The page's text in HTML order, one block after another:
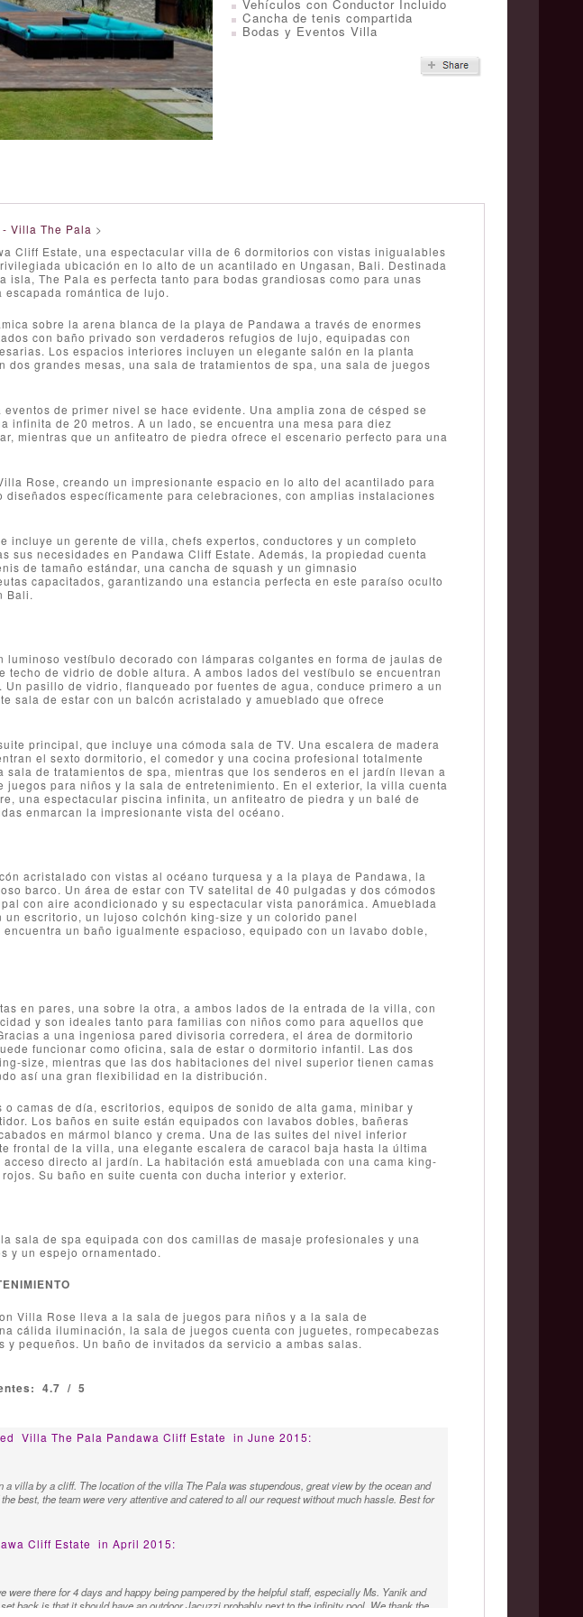
Vehículos con Conductor Incluido
Cancha de tenis compartida
Bodas y Eventos Villa
Villa The Pala >
Cliff Estate, una espectacular villa de 6 dormitorios con vistas inigualables
ubicación en lo alto de un acantilado en Ungasan, Bali. Destinada
The Pala es perfecta tanto para bodas grandiosas como para unas
romántica de lujo.
sobre la arena blanca de la playa de Pandawa a través de enormes
con baño privado son verdaderos refugios de lujo, equipadas con
Los espacios interiores incluyen un elegante salón en la planta
grandes mesas, una sala de tratamientos de spa, una sala de juegos
de primer nivel se hace evidente. Una amplia zona de césped se
infinita de 20 metros. A un lado, se encuentra una mesa para diez
mientras que un anfiteatro de piedra ofrece el escenario perfecto para una
Rose, creando un impresionante espacio en lo alto del acantilado para
específicamente para celebraciones, con amplias instalaciones
incluye un gerente de villa, chefs expertos, conductores y un completo
necesidades en Pandawa Cliff Estate. Además, la propiedad cuenta
de tamaño estándar, una cancha de squash y un gimnasio
capacitados, garantizando una estancia perfecta en este paraíso oculto
Bali.
vestíbulo decorado con lámparas colgantes en forma de jaulas de
de vidrio de doble altura. A ambos lados del vestíbulo se encuentran
pasillo de vidrio, flanqueado por fuentes de agua, conduce primero a un
sala de estar con un balcón acristalado y amueblado que ofrece
principal, que incluye una cómoda sala de TV. Una escalera de madera
el sexto dormitorio, el comedor y una cocina profesional totalmente
de tratamientos de spa, mientras que los senderos en el jardín llevan a
para niños y la sala de entretenimiento. En el exterior, la villa cuenta
una espectacular piscina infinita, un anfiteatro de piedra y un balé de
enmarcan la impresionante vista del océano.
acristalado con vistas al océano turquesa y a la playa de Pandawa, la
barco. Un área de estar con TV satelital de 40 pulgadas y dos cómodos
con aire acondicionado y su espectacular vista panorámica. Amueblada
escritorio, un lujoso colchón king-size y un colorido panel
un baño igualmente espacioso, equipado con un lavabo doble,
en pares, una sobre la otra, a ambos lados de la entrada de la villa, con
y son ideales tanto para familias con niños como para aquellos que
a una ingeniosa pared divisoria corredera, el área de dormitorio
funcionar como oficina, sala de estar o dormitorio infantil. Las dos
size, mientras que las dos habitaciones del nivel superior tienen camas
así una gran flexibilidad en la distribución.
camas de día, escritorios, equipos de sonido de alta gama, minibar y
Los baños en suite están equipados con lavabos dobles, bañeras
en mármol blanco y crema. Una de las suites del nivel inferior
frontal de la villa, una elegante escalera de caracol baja hasta la última
directo al jardín. La habitación está amueblada con una cama king-
Su baño en suite cuenta con ducha interior y exterior.
sala de spa equipada con dos camillas de masaje profesionales y una
y un espejo ornamentado.
Villa Rose lleva a la sala de juegos para niños y a la sala de
cálida iluminación, la sala de juegos cuenta con juguetes, rompecabezas
pequeños. Un baño de invitados da servicio a ambas salas.
4.7 / 5
Villa The Pala Pandawa Cliff Estate in June 2015:
villa by a cliff. The location of the villa The Pala was stupendous, great view by the ocean and
best, the team were very attentive and catered to all our request without much hassle. Best for
Cliff Estate in April 2015:
there for 4 days and happy being pampered by the helpful staff, especially Ms. Yanik and
back is that it should have an outdoor Jacuzzi probably next to the infinity pool. We thank the